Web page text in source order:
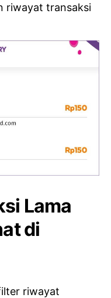
riwayat transaksi
Lama
di
riwayat